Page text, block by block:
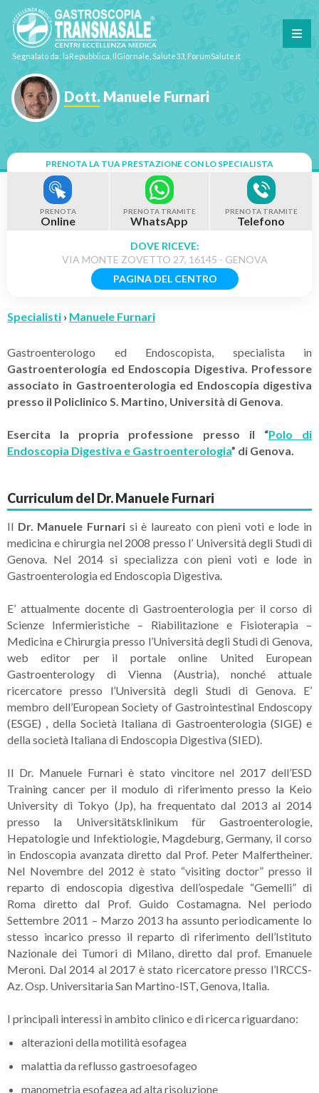
Segnalato da: laRepubblica, IlGiornale, Salute33, ForumSalute.it
Dott. Manuele Furnari
PRENOTA LA TUA PRESTAZIONE CON LO SPECIALISTA
PRENOTA
Online
PRENOTA TRAMITE
WhatsApp
PRENOTA TRAMITE
Telefono
DOVE RICEVE:
VIA MONTE ZOVETTO 27, 16145 - GENOVA
PAGINA DEL CENTRO
Specialisti › Manuele Furnari
Gastroenterologo ed Endoscopista, specialista in
Gastroenterologia ed Endoscopia Digestiva. Professore
associato in Gastroenterologia ed Endoscopia digestiva
presso il Policlinico S. Martino, Università di Genova.
Esercita la propria professione presso il “Polo di
Endoscopia Digestiva e Gastroenterologia” di Genova.
Curriculum del Dr. Manuele Furnari
Il Dr. Manuele Furnari si è laureato con pieni voti e lode in
medicina e chirurgia nel 2008 presso l’ Università degli Studi di
Genova. Nel 2014 si specializza con pieni voti e lode in
Gastroenterologia ed Endoscopia Digestiva.
E’ attualmente docente di Gastroenterologia per il corso di
Scienze Infermieristiche – Riabilitazione e Fisioterapia –
Medicina e Chirurgia presso l’Università degli Studi di Genova,
web editor per il portale online United European
Gastroenterology di Vienna (Austria), nonché attuale
ricercatore presso l’Università degli Studi di Genova. E’
membro dell’European Society of Gastrointestinal Endoscopy
(ESGE) , della Società Italiana di Gastroenterologia (SIGE) e
della società Italiana di Endoscopia Digestiva (SIED).
Il Dr. Manuele Furnari è stato vincitore nel 2017 dell’ESD
Training cancer per il modulo di riferimento presso la Keio
University di Tokyo (Jp), ha frequentato dal 2013 al 2014
presso la Universitätsklinikum für Gastroenterologie,
Hepatologie und Infektiologie, Magdeburg, Germany, il corso
in Endoscopia avanzata diretto dal Prof. Peter Malfertheiner.
Nel Novembre del 2012 è stato “visiting doctor” presso il
reparto di endoscopia digestiva dell’ospedale “Gemelli” di
Roma diretto dal Prof. Guido Costamagna. Nel periodo
Settembre 2011 – Marzo 2013 ha assunto periodicamente lo
stesso incarico presso il reparto di riferimento dell’Istituto
Nazionale dei Tumori di Milano, diretto dal prof. Emanuele
Meroni. Dal 2014 al 2017 è stato ricercatore presso l’IRCCS-
Az. Osp. Universitaria San Martino-IST, Genova, Italia.
I principali interessi in ambito clinico e di ricerca riguardano:
alterazioni della motilità esofagea
malattia da reflusso gastroesofageo
manometria esofagea ad alta risoluzione